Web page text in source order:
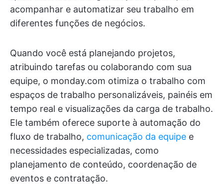
acompanhar e automatizar seu trabalho em
diferentes funções de negócios.
Quando você está planejando projetos,
atribuindo tarefas ou colaborando com sua
equipe, o monday.com otimiza o trabalho com
espaços de trabalho personalizáveis, painéis em
tempo real e visualizações da carga de trabalho.
Ele também oferece suporte à automação do
fluxo de trabalho, comunicação da equipe e
necessidades especializadas, como
planejamento de conteúdo, coordenação de
eventos e contratação.